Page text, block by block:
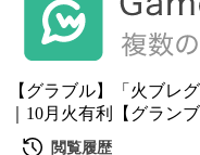
【グラブル】「火ブレ
｜10月火有利【グラン